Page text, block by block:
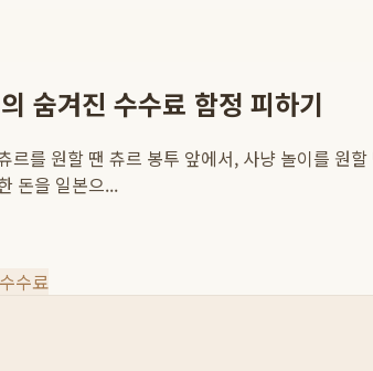
숨겨진 수수료 함정 피하기
를 원할 땐 츄르 봉투 앞에서, 사냥 놀이를 원
돈을 일본으...
수료